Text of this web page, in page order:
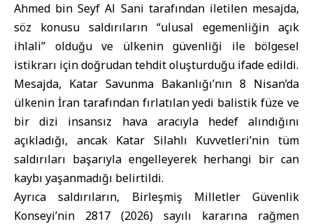
Ahmed bin Seyf Al Sani tarafından iletilen mesajda,
söz konusu saldırıların “ulusal egemenliğin açık
ihlali” olduğu ve ülkenin güvenliği ile bölgesel
istikrarı için doğrudan tehdit oluşturduğu ifade edildi.
Mesajda, Katar Savunma Bakanlığı’nın 8 Nisan’da
ülkenin İran tarafından fırlatılan yedi balistik füze ve
bir dizi insansız hava aracıyla hedef alındığını
açıkladığı, ancak Katar Silahlı Kuvvetleri’nin tüm
saldırıları başarıyla engelleyerek herhangi bir can
kaybı yaşanmadığı belirtildi.
Ayrıca saldırıların, Birleşmiş Milletler Güvenlik
Konseyi’nin 2817 (2026) sayılı kararına rağmen